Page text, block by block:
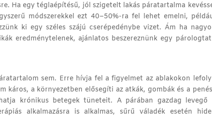
Ha egy téglaépítésű, jól szigetelt lakás páratartalma
módszerekkel ezt 40–50%-ra fel lehet emelni,
ki egy széles szájú cserépedénybe vizet. Ám ha
eredménytelenek, ajánlatos beszereznünk egy
sem. Erre hívja fel a figyelmet az ablakokon
káros, a környezetben elősegíti az atkák, gombák és a
krónikus betegek tüneteit. A párában gazdag levegő
alkalmazásra is alkalmas, sűrű váladék esetén